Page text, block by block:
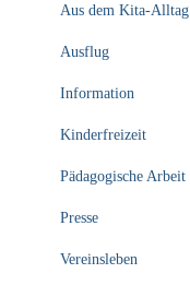
Aus dem Kita-Alltag
Ausflug
Information
Kinderfreizeit
Pädagogische Arbeit
Presse
Vereinsleben